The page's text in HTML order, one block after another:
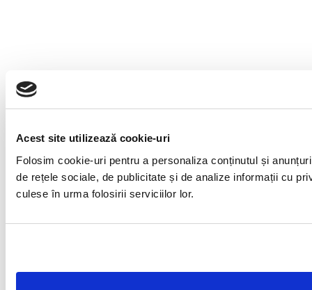
Acest site utilizează cookie-uri
Folosim cookie-uri pentru a personaliza conținutul și
de rețele sociale, de publicitate și de analize informații cu
culese în urma folosirii serviciilor lor.